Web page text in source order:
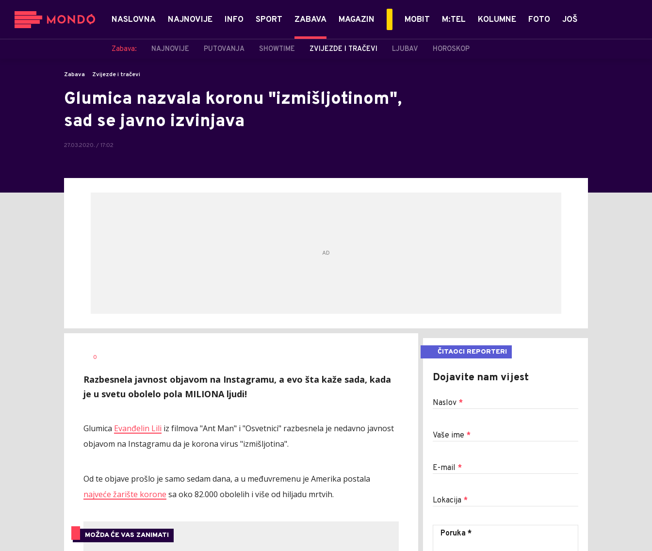
NASLOVNA NAJNOVIJE INFO SPORT ZABAVA
Zabava: NAJNOVIJE PUTOVANJA SHOWTIME ZVIJEZDE I TRAČEVI LJUBAV HOROSKOP
MAGAZIN MOBIT M:TEL KOLUMNE FOTO JOŠ
Zabava Zvijezde i tračevi
Glumica nazvala koronu "izmišljotinom",
sad se javno izvinjava
27.03.2020. / 17:02
AUTOR
0
Razbesnela javnost objavom na Instagramu, a evo šta kaže sada, kada
je u svetu obolelo pola MILIONA ljudi!
Glumica Evanđelin Lili iz filmova "Ant Man" i "Osvetnici" razbesnela je nedavno javnost
objavom na Instagramu da je korona virus "izmišljotina".
Od te objave prošlo je samo sedam dana, a u međuvremenu je Amerika postala
najveće žarište korone sa oko 82.000 obolelih i više od hiljadu mrtvih.
MOŽDA ĆE VAS ZANIMATI
ČITAOCI REPORTERI
Dojavite nam vijest
Naslov *
Vaše ime *
E-mail *
Lokacija *